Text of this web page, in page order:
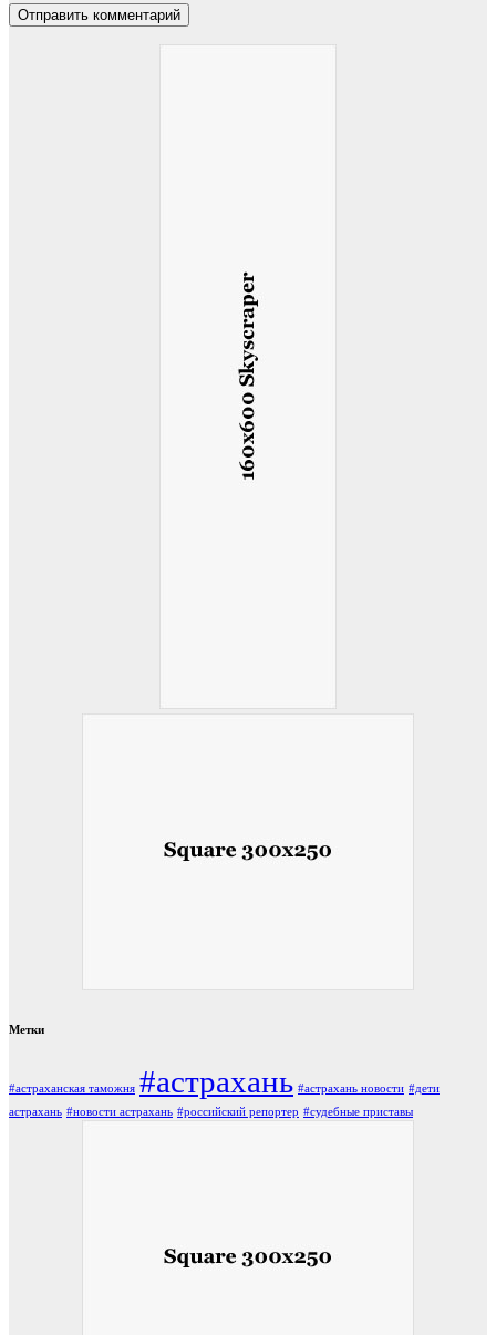
Метки
#астраханская таможня #астрахань #астрахань новости #дети
астрахань #новости астрахань #российский репортер #судебные приставы